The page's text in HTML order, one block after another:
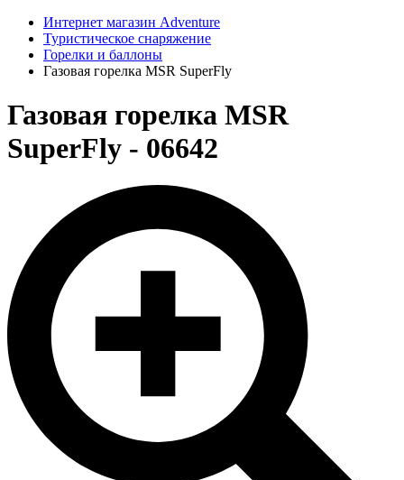
Интернет магазин Adventure
Туристическое снаряжение
Горелки и баллоны
Газовая горелка MSR SuperFly
Газовая горелка MSR
SuperFly - 06642